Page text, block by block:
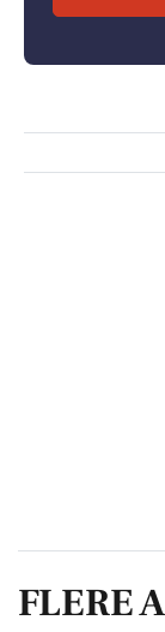
FLERE